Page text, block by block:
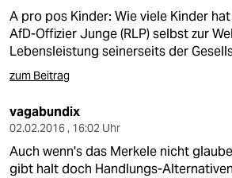
A pro pos Kinder: Wie viele Kinder
AfD-Offizier Junge (RLP) selbst zur
Lebensleistung seinerseits der
zum Beitrag
vagabundix
02.02.2016 , 16:02 Uhr
Auch wenn's das Merkele nicht
gibt halt doch Handlungs-